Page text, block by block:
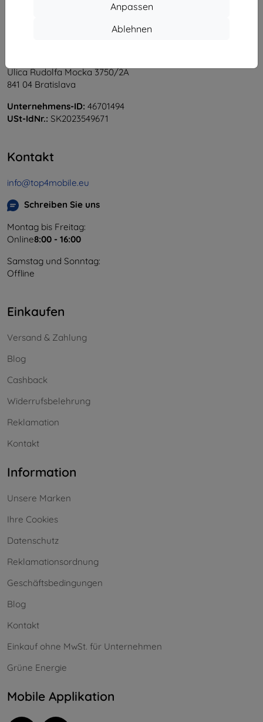
Anpassen
Ablehnen
Ulica Rudolfa Mocka 3750/2A
841 04 Bratislava
Unternehmens-ID: 46701494
USt-IdNr.: SK2023549671
Kontakt
info@top4mobile.eu
Schreiben Sie uns
Montag bis Freitag:
Online8:00 - 16:00
Samstag und Sonntag:
Offline
Einkaufen
Versand & Zahlung
Blog
Cashback
Widerrufsbelehrung
Reklamation
Kontakt
Information
Unsere Marken
Ihre Cookies
Datenschutz
Reklamationsordnung
Geschäftsbedingungen
Blog
Kontakt
Einkauf ohne MwSt. für Unternehmen
Grüne Energie
Mobile Applikation